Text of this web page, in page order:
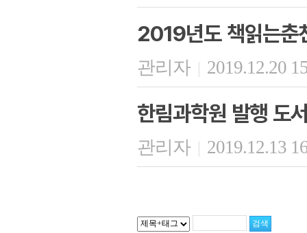
2019년도 책읽는춘
관리자 | 2019.12.20
한림과학원 발행 도
관리자 | 2019.12.13